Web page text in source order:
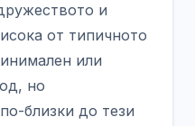
и
от типичното
или
но
близки до тези